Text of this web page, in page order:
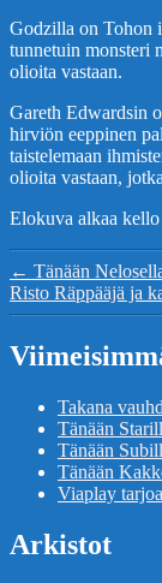
Godzilla on Tohon
tunnetuin monsteri
olioita vastaan.
Gareth Edwardsin
hirviön eeppinen
taistelemaan
olioita vastaan,
Elokuva alkaa
← Tänään
Risto Räppääjä ja
Takana
Tänään
Tänään
Tänään
Viaplay
Arkistot